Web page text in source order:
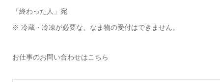
「終わった人」宛
※ 冷蔵・冷凍が必要な、なま物の受付はできません。
お仕事のお問い合わせはこちら